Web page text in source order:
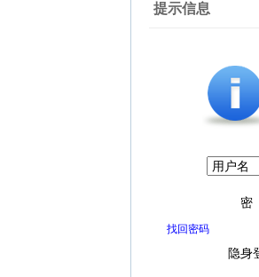
提示信息
找回密码
隐身